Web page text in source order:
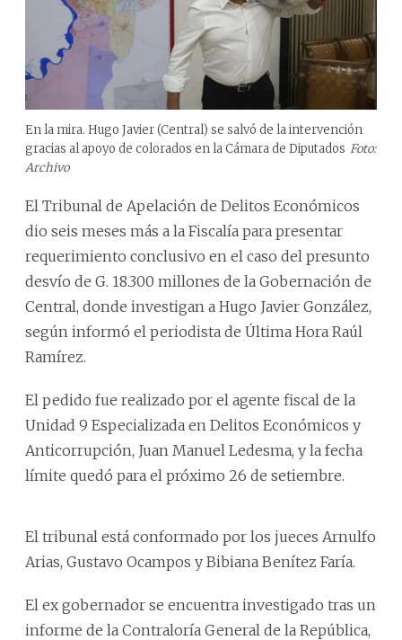
En la mira. Hugo Javier (Central) se salvó de la intervención
gracias al apoyo de colorados en la Cámara de Diputados Foto:
Archivo
El Tribunal de Apelación de Delitos Económicos
dio seis meses más a la Fiscalía para presentar
requerimiento conclusivo en el caso del presunto
desvío de G. 18.300 millones de la Gobernación de
Central, donde investigan a Hugo Javier González,
según informó el periodista de Última Hora Raúl
Ramírez.
El pedido fue realizado por el agente fiscal de la
Unidad 9 Especializada en Delitos Económicos y
Anticorrupción, Juan Manuel Ledesma, y la fecha
límite quedó para el próximo 26 de setiembre.
El tribunal está conformado por los jueces Arnulfo
Arias, Gustavo Ocampos y Bibiana Benítez Faría.
El ex gobernador se encuentra investigado tras un
informe de la Contraloría General de la República,